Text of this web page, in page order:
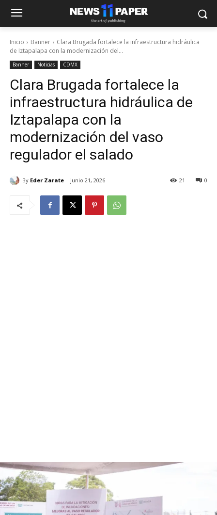
Inicio Banner
Clara Brugada fortalece la infraestructura hidráulica
de Iztapalapa con la modernización del...
Banner Noticias CDMX
Clara Brugada fortalece la
infraestructura hidráulica de
Iztapalapa con la
modernización del vaso
regulador el salado
By Eder Zarate junio 21, 2026 0
21